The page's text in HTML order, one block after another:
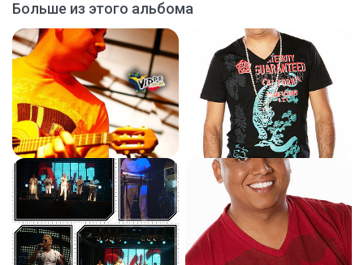
Больше из этого альбома